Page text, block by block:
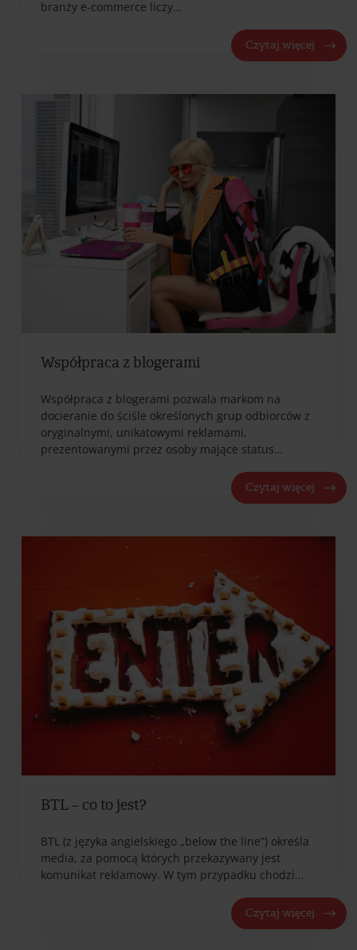
branży e-commerce liczy…
Czytaj więcej
Współpraca z blogerami
Współpraca z blogerami pozwala markom na
docieranie do ściśle określonych grup odbiorców z
oryginalnymi, unikatowymi reklamami,
prezentowanymi przez osoby mające status…
Czytaj więcej
BTL – co to jest?
BTL (z języka angielskiego „below the line”) określa
media, za pomocą których przekazywany jest
komunikat reklamowy. W tym przypadku chodzi…
Czytaj więcej